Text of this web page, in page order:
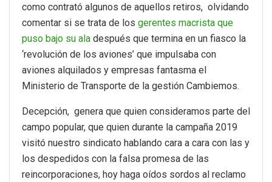
como contrató algunos de aquellos retiros, olvidando
comentar si se trata de los gerentes macrista que
puso bajo su ala después que termina en un fiasco la
‘revolución de los aviones’ que impulsaba con
aviones alquilados y empresas fantasma el
Ministerio de Transporte de la gestión Cambiemos.
Decepción, genera que quien consideramos parte del
campo popular, que quien durante la campaña 2019
visitó nuestro sindicato hablando cara a cara con las y
los despedidos con la falsa promesa de las
reincorporaciones, hoy haga oídos sordos al reclamo